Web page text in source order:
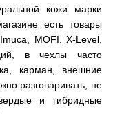
кожи марки
есть товары
MOFI, X-Level,
в чехлы часто
карман, внешние
разговаривать, не
и гибридные